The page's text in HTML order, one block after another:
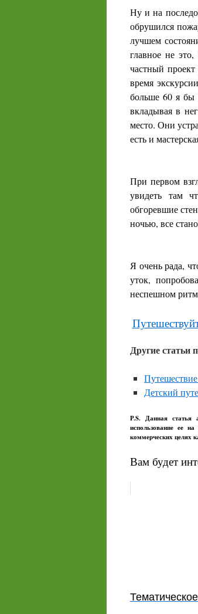
Ну и на
обрушился
лучшем
главное не
частный
время
больше 60 я бы
вкладывая в
место. Они
есть и
При первом
увидеть там
обгоревшие
ночью, все
Я очень рада,
уток,
неспешном
Другие статьи
Детский
P.S. Данная статья
использование ее
коммерческих целях
Вам будет